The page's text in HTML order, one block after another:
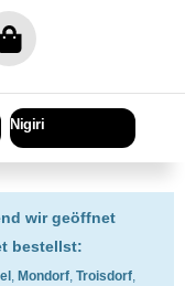
Nigiri
wir geöffnet
bestellst:
, Mondorf, Troisdorf,